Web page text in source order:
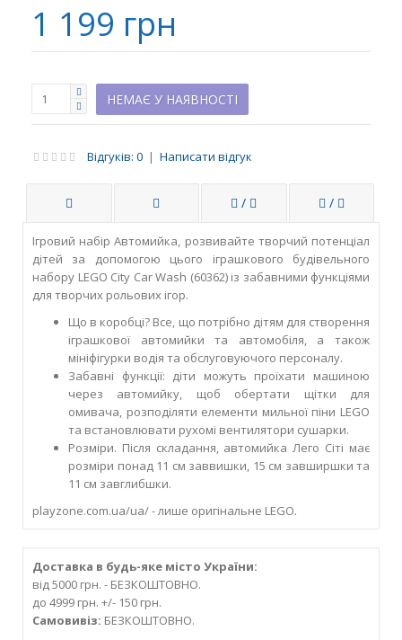
1 199 грн
НЕМАЄ У НАЯВНОСТІ
Відгуків: 0 | Написати відгук
/ /
Ігровий набір Автомийка, розвивайте творчий потенціал
дітей за допомогою цього іграшкового будівельного
набору LEGO City Car Wash (60362) із забавними функціями
для творчих рольових ігор.
Що в коробці? Все, що потрібно дітям для створення
іграшкової автомийки та автомобіля, а також
мініфігурки водія та обслуговуючого персоналу.
Забавні функції: діти можуть проїхати машиною
через автомийку, щоб обертати щітки для
омивача, розподіляти елементи мильної піни LEGO
та встановлювати рухомі вентилятори сушарки.
Розміри. Після складання, автомийка Лего Сіті має
розміри понад 11 см заввишки, 15 см завширшки та
11 см завглибшки.
playzone.com.ua/ua/ - лише оригінальне LEGO.
Доставка в будь-яке місто України:
від 5000 грн. - БЕЗКОШТОВНО.
до 4999 грн. +/- 150 грн.
Самовивіз: БЕЗКОШТОВНО.